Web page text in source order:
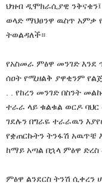
ህዝብ ዲሞክራሲያዊ ንቅናቄን፤
ወላድ ማህፀንዋ ዉስጥ አምቃ
ትወልዳለች።
የአስመራ ምፅዋ መንገድ
ሰዐት የሚዘልቅ ያዋቂንም
. . የከረን መንገድ በስንት
ተራራ ላይ ቁልቁል ወርዶ
ገደሉን በግራዬ ተራራዉን
የቋጠርኩትን ትንፋሽ አዉጥቼ
ከማይ አጣል በኋላ ምፅዋ
ምፅዋ ልንደርስ ትንሽ ሲቀረን